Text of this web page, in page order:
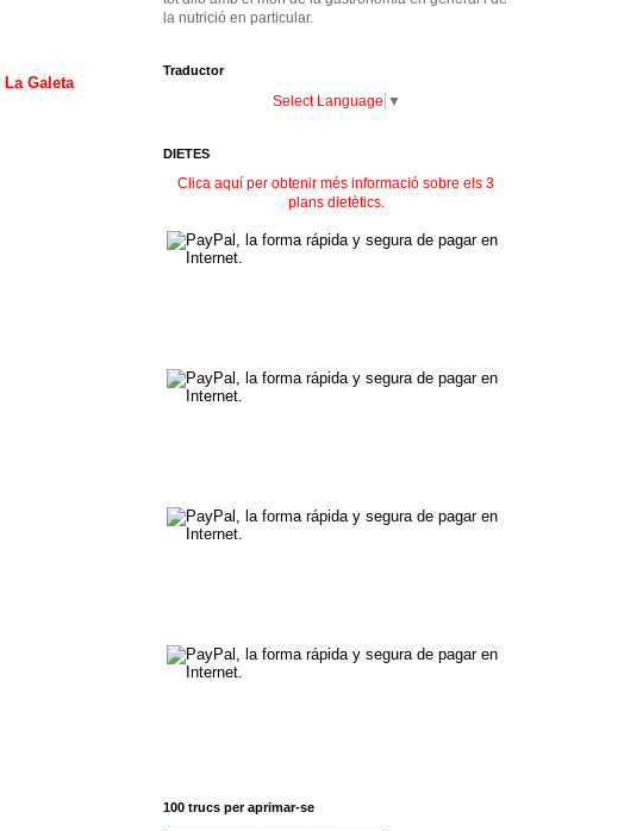
La Galeta
la nutrició en particular.
Traductor
Select Language ▼
DIETES
Clica aquí per obtenir més informació sobre els 3
plans dietètics.
100 trucs per aprimar-se